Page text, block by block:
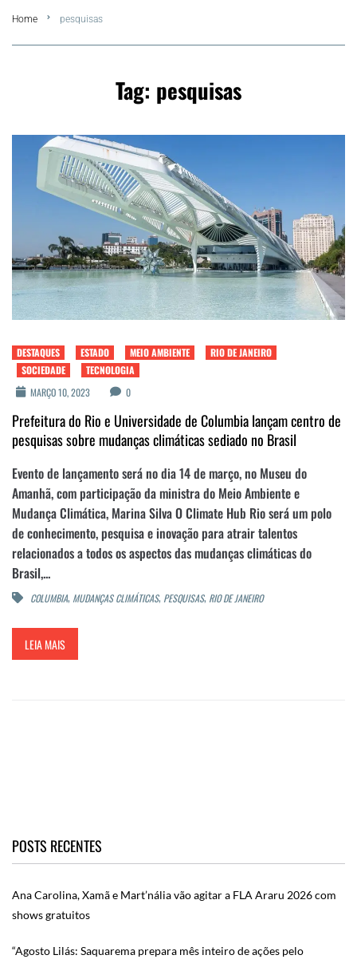
FLA Araru 2026
Agenda Cultural
Colunistas
Matérias Exclusivas
Home pesquisas
Tag: pesquisas
DESTAQUES ESTADO MEIO AMBIENTE
RIO DE JANEIRO
SOCIEDADE
TECNOLOGIA
MARÇO 10, 2023
0
Prefeitura do Rio e Universidade de Columbia lançam centro de
pesquisas sobre mudanças climáticas sediado no Brasil
Evento de lançamento será no dia 14 de março, no Museu do
Amanhã, com participação da ministra do Meio Ambiente e
Mudança Climática, Marina Silva O Climate Hub Rio será um polo
de conhecimento, pesquisa e inovação para atrair talentos
relacionados a todos os aspectos das mudanças climáticas do
Brasil,...
COLUMBIA, MUDANÇAS CLIMÁTICAS, PESQUISAS, RIO DE JANEIRO
LEIA MAIS
POSTS RECENTES
Ana Carolina, Xamã e Mart’nália vão agitar a FLA Araru 2026 com
shows gratuitos
“Agosto Lilás: Saquarema prepara mês inteiro de ações pelo